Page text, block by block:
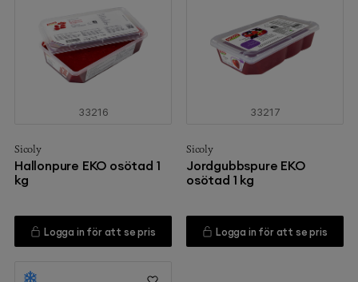
33216
Sicoly
Hallonpure EKO osötad 1
kg
Logga in för att se pris
33217
Sicoly
Jordgubbspure EKO
osötad 1 kg
Logga in för att se pris